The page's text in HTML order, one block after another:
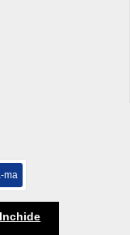
Inchide
ma